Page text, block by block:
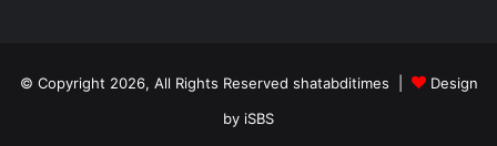
© Copyright 2026, All Rights Reserved shatabditimes |
Design
by iSBS